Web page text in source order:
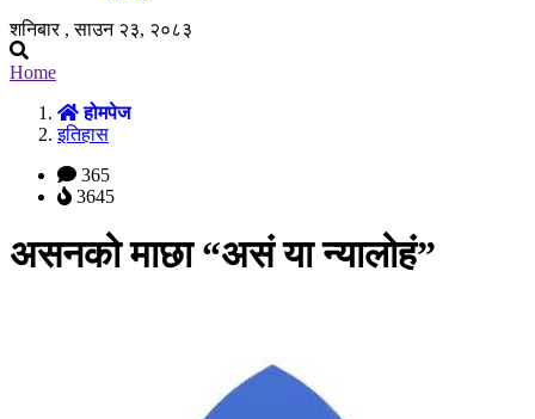
शनिबार , साउन २३, २०८३
Home
होमपेज
इतिहास
365
3645
असनको माछा “असं या न्यालोहं”